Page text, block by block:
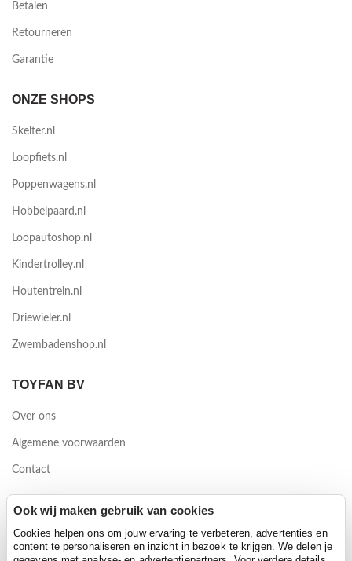
Betalen
Retourneren
Garantie
ONZE SHOPS
Skelter.nl
Loopfiets.nl
Poppenwagens.nl
Hobbelpaard.nl
Loopautoshop.nl
Kindertrolley.nl
Houtentrein.nl
Driewieler.nl
Zwembadenshop.nl
TOYFAN BV
Over ons
Algemene voorwaarden
Contact
Waterwinweg 9
Ook wij maken gebruik van cookies
Cookies helpen ons om jouw ervaring te verbeteren, advertenties en
content te personaliseren en inzicht in bezoek te krijgen. We delen je